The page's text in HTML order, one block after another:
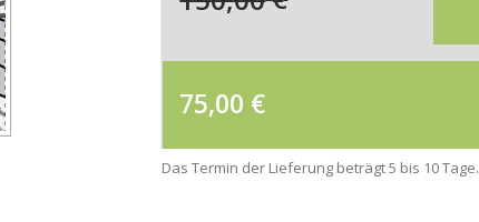
75,00 €
Das Termin der Lieferung beträgt 5 bis 10 Tage.